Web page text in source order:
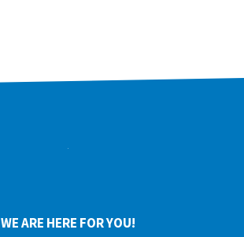
WE ARE HERE FOR YOU!